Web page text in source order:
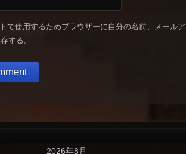
で使用するためブラウザーに自分の名前、メール
する。
2026年8月